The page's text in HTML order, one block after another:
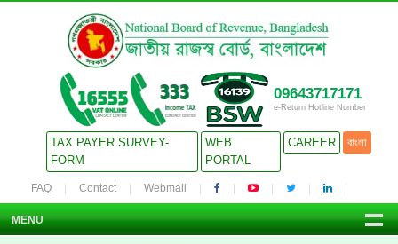
09643717171
e-Return Hotline Number
TAX PAYER SURVEY-
FORM
WEB
PORTAL
CAREER বাংলা
FAQ Contact Webmail
MENU